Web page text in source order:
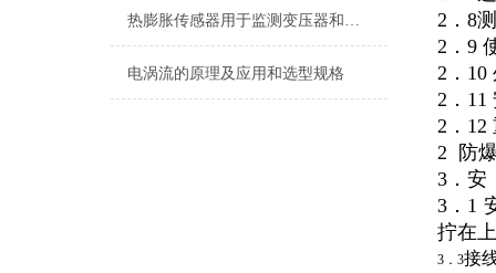
热膨胀传感器用于监测变压器和电缆的温升，防止过热造成损害
电涡流的原理及应用和选型规格
2．8
2．9
2．10
2．11
2．
2 防
3．安
3．1
拧在
3．3接